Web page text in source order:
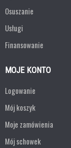
Osuszanie
Usługi
Finansowanie
MOJE KONTO
Logowanie
Mój koszyk
Moje zamówienia
Mój schowek